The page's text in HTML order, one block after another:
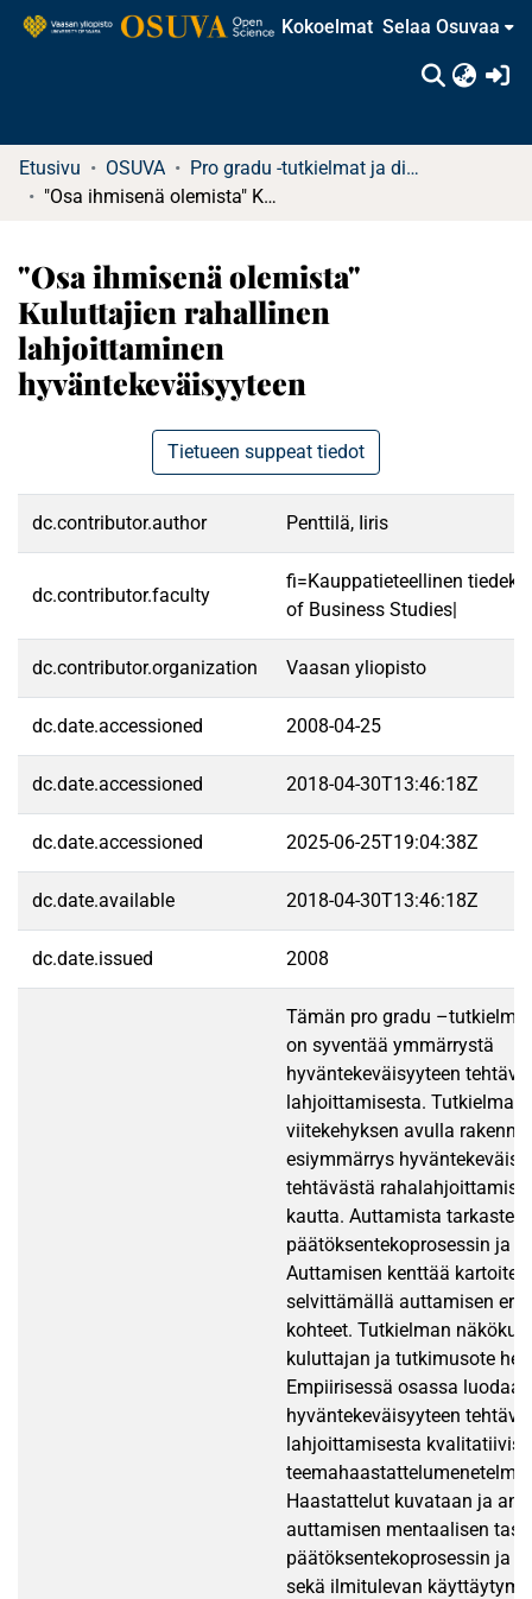
Kokoelmat Selaa Osuvaa
Etusivu OSUVA
Pro gradu -tutkielmat ja diplomityöt (rajattu saatavuus)
"Osa ihmisenä olemista" Kuluttajien rahallinen lahjoittaminen hyväntekeväisyyteen
"Osa ihmisenä olemista"
Kuluttajien rahallinen
lahjoittaminen
hyväntekeväisyyteen
Tietueen suppeat tiedot
dc.contributor.author Penttilä, Iiris
dc.contributor.faculty
fi=Kauppatieteellinen
of Business Studies|
dc.contributor.organization Vaasan yliopisto
dc.date.accessioned 2008-04-25
dc.date.accessioned 2018-04-30T13:46:18Z
dc.date.accessioned 2025-06-25T19:04:38Z
dc.date.available 2018-04-30T13:46:18Z
dc.date.issued 2008
Tämän pro gradu
on syventää ymmärrystä
hyväntekeväisyyteen
lahjoittamisesta. Tutkielman
viitekehyksen avulla
esiymmärrys
tehtävästä
kautta. Auttamista
päätöksentekoprosessin ja
Auttamisen kenttää
selvittämällä auttamisen
kohteet. Tutkielman
kuluttajan ja tutkimusote
Empiirisessä osassa
hyväntekeväisyyteen
lahjoittamisesta
Haastattelut kuvataan ja
auttamisen mentaalisen
päätöksentekoprosessin ja
sekä ilmitulevan